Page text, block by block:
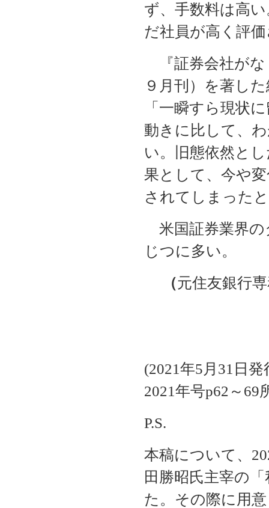
ず、手数料は高
だ社員が高く評
『証券会社がな
９月刊）を著し
「一瞬すら現状
動きに比して、
い。旧態依然と
果として、今や
されてしまった
米国証券業界の
じつに多い。
（元住友銀行
(2021年5月31日
2021年号p62～69
P.S.
本稿について、
田勝昭氏主宰の
た。その際に用